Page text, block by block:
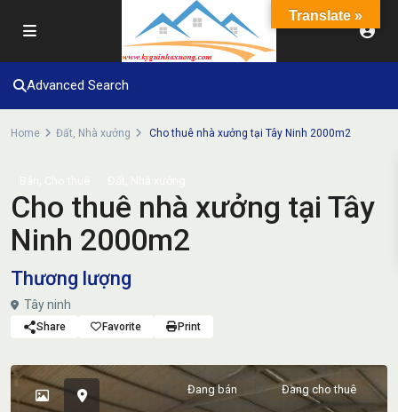
Advanced Search
Home Đất, Nhà xưởng Cho thuê nhà xưởng tại Tây Ninh 2000m2
Cho thuê nhà xưởng tại Tây
Ninh 2000m2
Thương lượng
Tây ninh
Share Favorite Print
Đang bán Đang cho thuê
Translate »